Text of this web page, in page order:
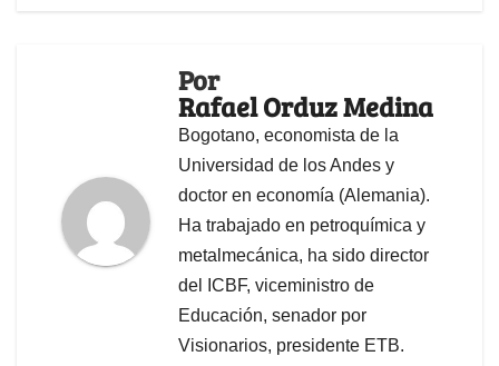
Por
Rafael Orduz Medina
Bogotano, economista de la
Universidad de los Andes y
doctor en economía (Alemania).
Ha trabajado en petroquímica y
metalmecánica, ha sido director
del ICBF, viceministro de
Educación, senador por
Visionarios, presidente ETB.